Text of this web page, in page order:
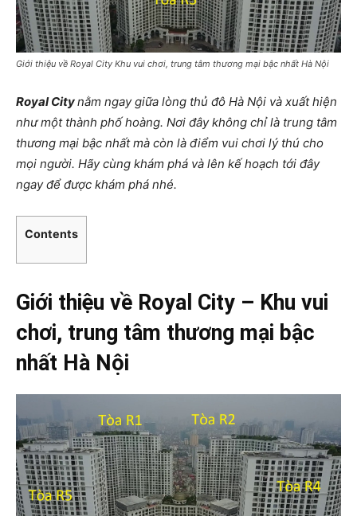
Giới thiệu về Royal City Khu vui chơi, trung tâm thương mại bậc nhất Hà Nội
Royal Citynằm ngay giữa lòng thủ đô Hà Nội và xuất hiện
như một thành phố hoàng. Nơi đây không chỉ là trung tâm
thương mại bậc nhất mà còn là điểm vui chơi lý thú cho
mọi người. Hãy cùng khám phá và lên kế hoạch tới đây
ngay để được khám phá nhé.
Contents
Giới thiệu về Royal City – Khu vui
chơi, trung tâm thương mại bậc
nhất Hà Nội